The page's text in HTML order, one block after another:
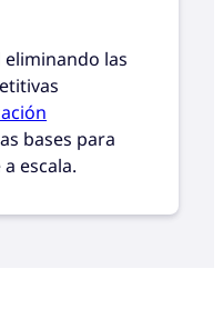
eliminando las
bases para
escala.